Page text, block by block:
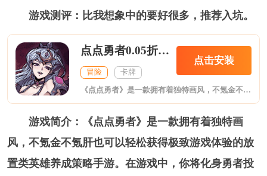
游戏测评：比我想象中的要好很多，推荐入坑。
点点勇者0.05折送混沌
冒险 卡牌
点击安装
《点点勇者》是一款拥有着独特画风，不氪金不氪肝也可以轻松获得极致游戏体验的放置类英雄养成策略手游。在游戏中，你将化身勇者投身神秘大陆，带领各路英雄完成一场伟大的冒险之旅。
游戏简介：《点点勇者》是一款拥有着独特画
风，不氪金不氪肝也可以轻松获得极致游戏体验的放
置类英雄养成策略手游。在游戏中，你将化身勇者投